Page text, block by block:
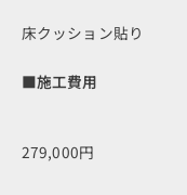
床クッション貼り
■施工費用
279,000円